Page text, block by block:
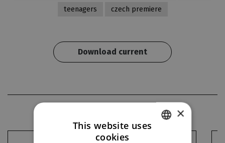
teenagers
czech premiere
Download current
×
This website uses
cookies